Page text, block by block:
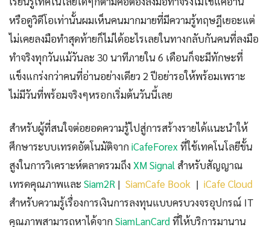
หรือดูวิดีโอเท่านั้นผมเห็นคนมากมายที่มีความรู้ทฤษฎีเยอะแต่
ไม่เคยลงมือทำสุดท้ายก็ไม่ได้อะไรเลยในทางกลับกันคนที่ลงมือ
ทำจริงทุกวันแม้วันละ 30 นาทีภายใน 6 เดือนก็จะมีทักษะที่
แข็งแกร่งกว่าคนที่อ่านอย่างเดียว 2 ปีอย่ารอให้พร้อมเพราะ
ไม่มีวันที่พร้อมจริงๆหรอกเริ่มต้นวันนี้เลย
สำหรับผู้ที่สนใจต่อยอดความรู้ไปสู่การสร้างรายได้แนะนำให้
ศึกษาระบบเทรดอัตโนมัติจากiCafeForex ที่ใช้เทคโนโลยีขั้น
สูงในการวิเคราะห์ตลาดรวมถึง XM Signal สำหรับสัญญาณ
เทรดคุณภาพและ Siam2R | SiamCafe Book | iCafe Cloud
สำหรับความรู้เรื่องการเงินการลงทุนแบบครบวงจรอุปกรณ์ IT
คุณภาพสามารถหาได้จากSiamLanCardที่ให้บริการมานาน